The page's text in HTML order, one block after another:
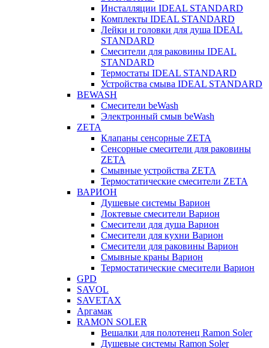
Инсталляции IDEAL STANDARD
Комплекты IDEAL STANDARD
Лейки и головки для душа IDEAL
STANDARD
Смесители для раковины IDEAL
STANDARD
Термостаты IDEAL STANDARD
Устройства смыва IDEAL STANDARD
BEWASH
Смесители beWash
Электронный смыв beWash
ZETA
Клапаны сенсорные ZETA
Сенсорные смесители для раковины
ZETA
Смывные устройства ZETA
Термостатические смесители ZETA
ВАРИОН
Душевые системы Варион
Локтевые смесители Варион
Смесители для душа Варион
Смесители для кухни Варион
Смесители для раковины Варион
Смывные краны Варион
Термостатические смесители Варион
GPD
SAVOL
SAVETAX
Аргамак
RAMON SOLER
Вешалки для полотенец Ramon Soler
Душевые системы Ramon Soler